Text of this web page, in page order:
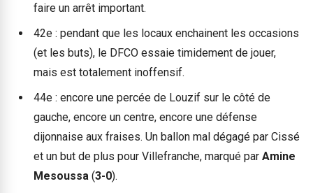
faire un arrêt important.
42e : pendant que les locaux enchainent les occasions
(et les buts), le DFCO essaie timidement de jouer,
mais est totalement inoffensif.
44e : encore une percée de Louzif sur le côté de
gauche, encore un centre, encore une défense
dijonnaise aux fraises. Un ballon mal dégagé par Cissé
et un but de plus pour Villefranche, marqué par Amine
Mesoussa (3-0).